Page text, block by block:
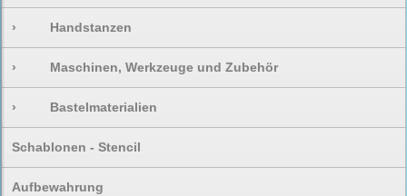
› Handstanzen
› Maschinen, Werkzeuge und Zubehör
› Bastelmaterialien
Schablonen - Stencil
Aufbewahrung